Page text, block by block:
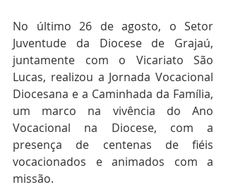
No último 26 de agosto, o Setor
Juventude da Diocese de Grajaú,
juntamente com o Vicariato São
Lucas, realizou a Jornada Vocacional
Diocesana e a Caminhada da Família,
um marco na vivência do Ano
Vocacional na Diocese, com a
presença de centenas de fiéis
vocacionados e animados com a
missão.